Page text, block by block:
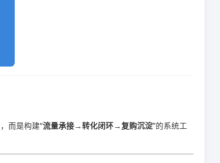
而是构建“​​流量承接→转化闭环→复购沉淀​​”的系统工